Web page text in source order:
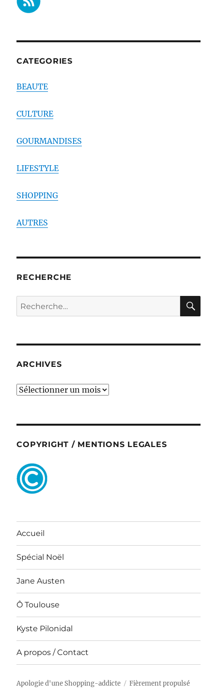
CATEGORIES
BEAUTE
CULTURE
GOURMANDISES
LIFESTYLE
SHOPPING
AUTRES
RECHERCHE
Recherche
pour :
ARCHIVES
ARCHIVES
COPYRIGHT / MENTIONS LEGALES
Accueil
Spécial Noël
Jane Austen
Ô Toulouse
Kyste Pilonidal
A propos / Contact
Apologie d'une Shopping-addicte
Fièrement propulsé